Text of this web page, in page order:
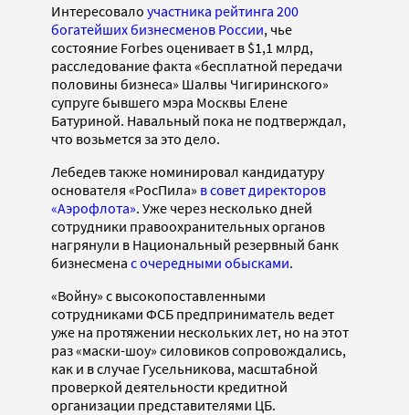
Интересовало участника рейтинга 200
богатейших бизнесменов России, чье
состояние Forbes оценивает в $1,1 млрд,
расследование факта «бесплатной передачи
половины бизнеса» Шалвы Чигиринского»
супруге бывшего мэра Москвы Елене
Батуриной. Навальный пока не подтверждал,
что возьмется за это дело.
Лебедев также номинировал кандидатуру
основателя «РосПила» в совет директоров
«Аэрофлота». Уже через несколько дней
сотрудники правоохранительных органов
нагрянули в Национальный резервный банк
бизнесмена с очередными обысками.
«Войну» с высокопоставленными
сотрудниками ФСБ предприниматель ведет
уже на протяжении нескольких лет, но на этот
раз «маски-шоу» силовиков сопровождались,
как и в случае Гусельникова, масштабной
проверкой деятельности кредитной
организации представителями ЦБ.